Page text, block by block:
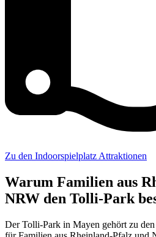
Zu den Indoorspielplatz Attraktionen
Warum Familien aus
NRW den Tolli-Park
Der Tolli-Park in Mayen gehört zu